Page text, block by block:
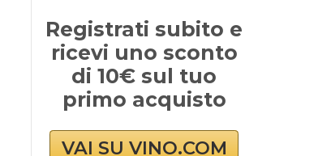
Registrati subito e
ricevi uno sconto
di 10€ sul tuo
primo acquisto
VAI SU VINO.COM